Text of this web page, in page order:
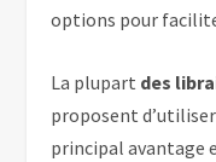
options pour
La plupart des
proposent
principal avantage